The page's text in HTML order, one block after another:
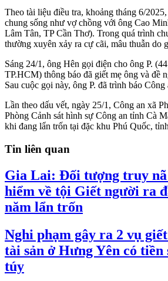
Theo tài liệu điều tra, khoảng tháng 6/
chung sống như vợ chồng với ông Cao
Lâm Tân, TP Cần Thơ). Trong quá trình
thường xuyên xảy ra cự cãi, mâu thuẫn do
Sáng 24/1, ông Hên gọi điện cho ông P.
TP.HCM) thông báo đã giết mẹ ông và đề
Sau cuộc gọi này, ông P. đã trình báo
Lần theo dấu vết, ngày 25/1, Công an xã
Phòng Cảnh sát hình sự Công an tỉnh Cà
khi đang lẩn trốn tại đặc khu Phú Quốc,
Tin liên quan
Gia Lai: Đối tượng truy nã
hiểm về tội Giết người ra
năm lẩn trốn
Nghi phạm gây ra 2 vụ
tài sản ở Hưng Yên có tiền
túy